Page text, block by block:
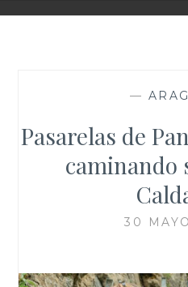
—
Pasarelas de
caminando
30